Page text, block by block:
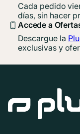
Cada pedido
días, sin hacer
Accede a
Descargue la
exclusivas y